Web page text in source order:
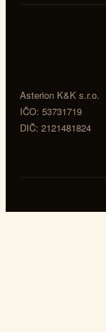
Asterion K&K s.r.o.
IČO: 53731719
DIČ: 2121481824